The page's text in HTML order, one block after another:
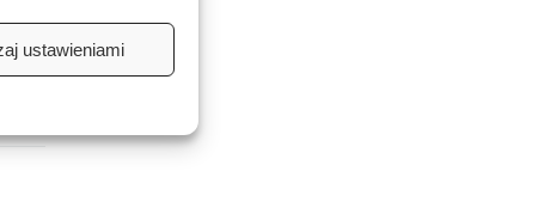
ustawieniami